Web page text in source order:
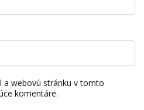
webovú stránku v tomto
komentáre.